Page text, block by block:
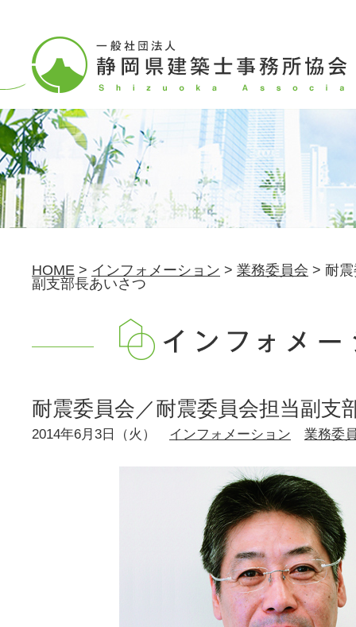
HOME > インフォメーション > 業務委員会 > 耐
副支部長あいさつ
耐震委員会／耐震委員会担当副支
2014年6月3日（火） インフォメーション 業務委